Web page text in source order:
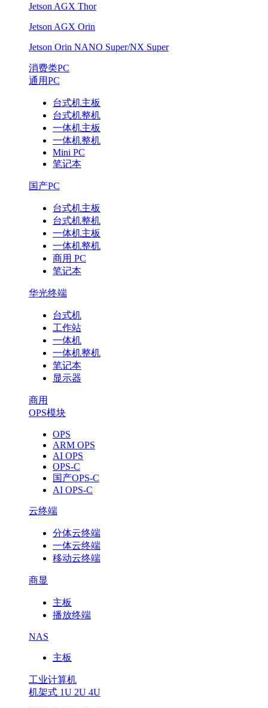
Jetson AGX Thor
Jetson AGX Orin
Jetson Orin NANO Super/NX Super
消费类PC
通用PC
台式机主板
台式机整机
一体机主板
一体机整机
Mini PC
笔记本
国产PC
台式机主板
台式机整机
一体机主板
一体机整机
商用 PC
笔记本
华光终端
台式机
工作站
一体机
一体机整机
笔记本
显示器
商用
OPS模块
OPS
ARM OPS
AI OPS
OPS-C
国产OPS-C
AI OPS-C
云终端
分体云终端
一体云终端
移动云终端
商显
主板
播放终端
NAS
主板
工业计算机
机架式 1U 2U 4U